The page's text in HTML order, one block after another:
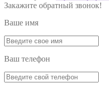
Закажите обратный звонок!
Ваше имя
Ваш телефон